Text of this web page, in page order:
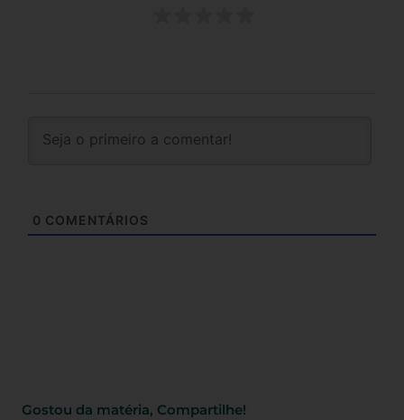
0 COMENTÁRIOS
Gostou da matéria, Compartilhe!